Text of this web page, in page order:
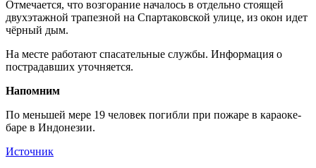
Отмечается, что возгорание началось в отдельно стоящей
двухэтажной трапезной на Спартаковской улице, из окон идет
чёрный дым.
На месте работают спасательные службы. Информация о
пострадавших уточняется.
Напомним
По меньшей мере 19 человек погибли при пожаре в караоке-
баре в Индонезии.
Источник